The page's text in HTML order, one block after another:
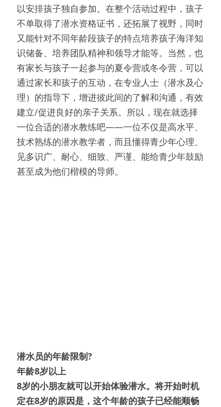
以安排孩子独自参加。在整个活动过程中，孩子
不单取得了潜水资格证书，还拓展了视野，同时
又能针对不同年龄段孩子的特点培养孩子海洋知
识储备、培养团队精神和领导才能等。当然，也
有家长与孩子一起参与的夏令营或冬令营，可以
通过家长和孩子的互动，在专业人士（潜水及心
理）的指导下，增进彼此间的了解和沟通，有效
建立/促进良好的亲子关系。所以，现在就选择
一位合适的潜水教练吧——一位不仅是高水平、
技术熟练的潜水教学者，而且懂得青少年心理、
见多识广、耐心、细致、严谨、能给青少年鼓励
甚至成为他们楷模的导师。
潜水员的年龄限制?
年龄8岁以上
8岁的小朋友就可以开始体验潜水。将开始时机
定在8岁的原因是，这个年龄的孩子已经能顺畅